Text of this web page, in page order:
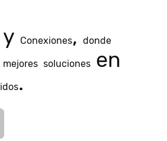
y Conexiones, donde
mejores soluciones en
.